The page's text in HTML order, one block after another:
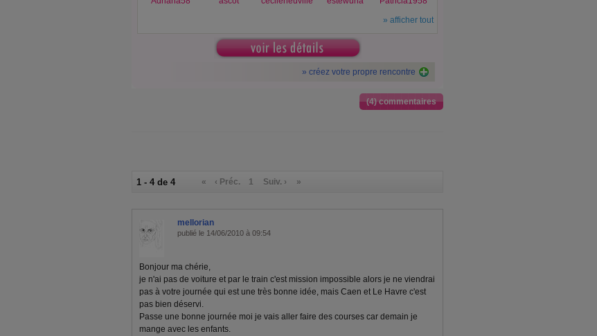
» afficher tout
» créez votre propre rencontre
(4) commentaires
1 - 4 de 4 « ‹ Préc. 1 Suiv. › »
mellorian
publié le 14/06/2010 à 09:54
Bonjour ma chérie,
je n'ai pas de voiture et par le train c'est mission impossible alors je ne viendrai
pas à votre journée qui est une très bonne idée, mais Caen et Le Havre c'est
pas bien déservi.
Passe une bonne journée moi je vais aller faire des courses car demain je
mange avec les enfants.